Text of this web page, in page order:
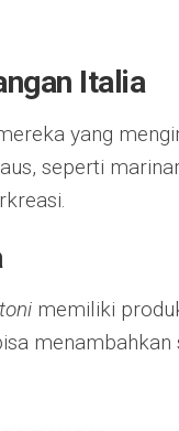
Italia
yang
seperti
memiliki
menambahkan